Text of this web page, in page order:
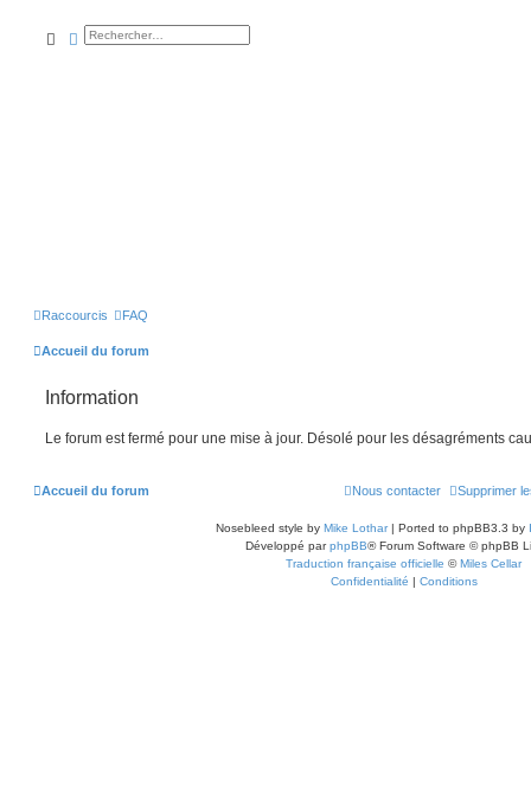
rechercher
rechercheavancée
Raccourcis FAQ
Accueil du forum
Information
Le forum est fermé pour une mise à jour. Désolé pour les désagréments
Accueil du forum Supprimer
Nous contacter
Nosebleed style by Mike Lothar| Ported to phpBB3.3 by
Développé parphpBB® Forum Software © phpBB
Traduction française officielle ©Miles Cellar
Confidentialité | Conditions